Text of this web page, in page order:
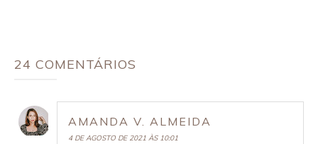
24 COMENTÁRIOS
AMANDA V. ALMEIDA
4 DE AGOSTO DE 2021 ÀS 10:01